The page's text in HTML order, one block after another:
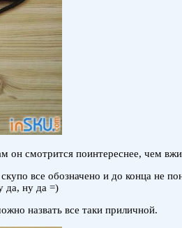
он смотрится поинтереснее, чем
все обозначено и до конца не
да, ну да =)
назвать все таки приличной.